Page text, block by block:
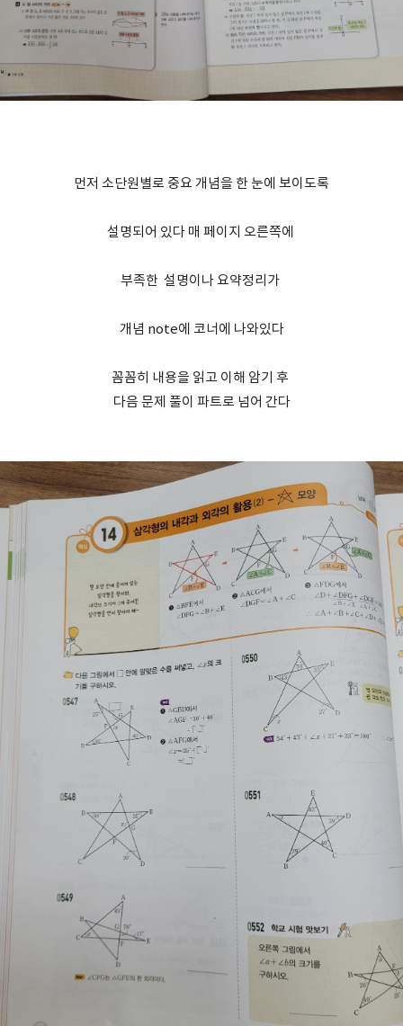
먼저 소단원별로 중요 개념을 한 눈에 보이도록
설명되어 있다 매 페이지 오른쪽에
부족한 설명이나 요약정리가
개념 note에 코너에 나와있다
꼼꼼히 내용을 읽고 이해 암기 후
다음 문제 풀이 파트로 넘어 간다